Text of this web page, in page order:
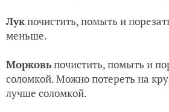
Лукпочистить, помыть и
меньше.
Морковьпочистить, помыть и
соломкой. Можно потереть на
лучше соломкой.